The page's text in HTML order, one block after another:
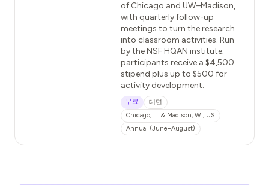
of Chicago and UW–Madison,
with quarterly follow-up
meetings to turn the research
into classroom activities. Run
by the NSF HQAN institute;
participants receive a $4,500
stipend plus up to $500 for
activity development.
무료
대면
Chicago, IL & Madison, WI, US
Annual (June–August)